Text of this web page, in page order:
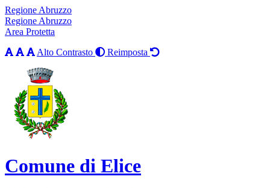
Regione Abruzzo
Regione Abruzzo
Area Protetta
Alto Contrasto
Reimposta
Comune di Elice